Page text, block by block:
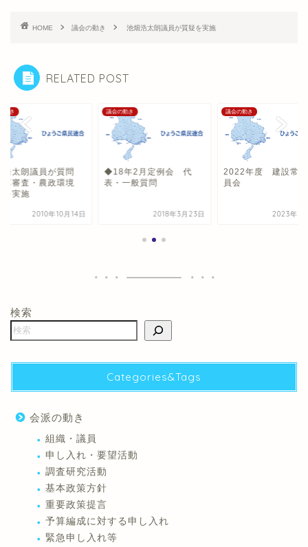
HOME 議会の動き 池畑浩太朗議員が質疑を実施
RELATED POST
動き
浩太朗議員が質問
算審査・農政環境
を実施
2010年10月14日
議会の動き
◆18年2月定例会 代
表・一般質問
2018年3月23日
議会の動き
2022年度 建設常
員会
2023年3
検索
Categories&Tags
会派の動き
組織・議員
申し入れ・要望活動
調査研究活動
基本政策方針
重要政策提言
予算編成に対する申し入れ
緊急申し入れ等